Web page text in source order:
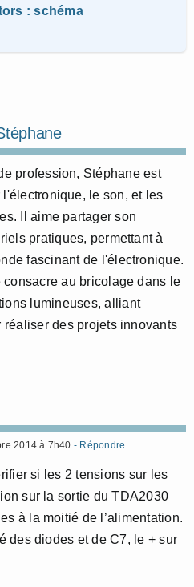
: schéma
profession, Stéphane est
le son, et les
Il aime partager son
pratiques, permettant à
fascinant de l'électronique.
au bricolage dans le
lumineuses, alliant
des projets innovants
2014 à 7h40 - Répondre
si les 2 tensions sur les
sur la sortie du TDA2030
à la moitié de l’alimentation.
des diodes et de C7, le + sur